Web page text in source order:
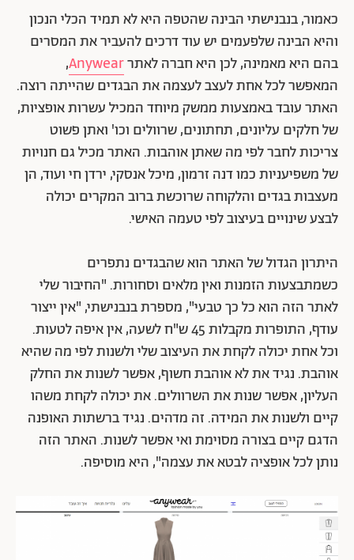
כאמור, בנבנישתי הבינה שהטפה היא לא תמיד הכלי הנכון
והיא הבינה שלפעמים יש עוד דרכים להעביר את המסרים
בהם היא מאמינה, לכן היא חברה לאתרAnywear
,
המאפשר לכל אחת לעצב לעצמה את הבגדים שהייתה רוצה.
האתר עובד באמצעות ממשק מיוחד המכיל עשרות אופציות,
של חלקים עליונים, תחתונים, שרוולים וכו' ואתן פשוט
צריכות לחבר לפי מה שאתן אוהבות. האתר מכיל גם חנויות
של משפיעניות כמו דנה זרמון, מיכל אנסקי, ירדן חי ועוד, הן
מעצבות בגדים והלקוחה שרוכשת ברוב המקרים יכולה
לבצע שינויים בעיצוב לפי טעמה האישי.
היתרון הגדול של האתר הוא שהבגדים נתפרים
כשמתבצעות הזמנות ואין מלאים וסחורות. "החיבור שלי
לאתר הזה הוא כל כך טבעי", מספרת בנבנישתי, "אין ייצור
עודף, התופרות מקבלות 45 ש"ח לשעה, אין איפה לטעות.
וכל אחת יכולה לקחת את העיצוב שלי ולשנות לפי מה שהיא
אוהבת. נגיד את לא אוהבת חשוף, אפשר לשנות את החלק
העליון, אפשר שנות את השרוולים. את יכולה לקחת משהו
קיים ולשנות את המידה. זה מדהים. נגיד ברשתות האופנה
הדגם קיים בצורה מסוימת ואי אפשר לשנות. האתר הזה
נותן לכל אופציה לבטא את עצמה", היא מוסיפה.